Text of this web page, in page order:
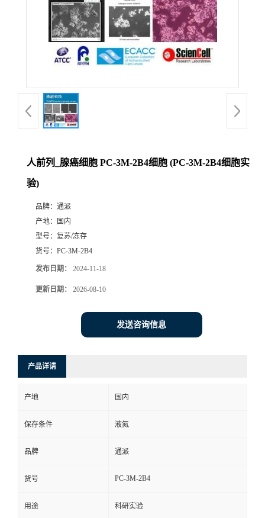
人前列_腺癌细胞 PC-3M-2B4细胞 (PC-3M-2B4细胞实
验)
品牌： 通派
产地：
国内
型号： 复苏/冻存
货号： PC-3M-2B4
发布日期： 2024-11-18
更新日期： 2026-08-10
发送咨询信息
产品详请
产地 国内
保存条件 液氮
品牌 通派
货号 PC-3M-2B4
用途 科研实验